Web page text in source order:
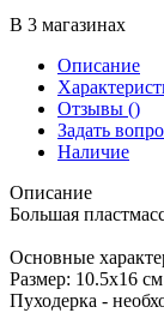
В 3 магазинах
Описание
Отзывы ()
Задать
Наличие
Описание
Большая
Основные
Размер: 10.5х16 см
Пуходерка -